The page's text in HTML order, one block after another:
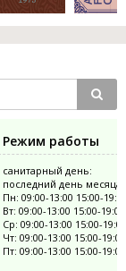
Режим работы
санитарный день:
последний день месяца
Пн: 09:00-13:00 15:00-
Вт: 09:00-13:00 15:00-19:00
Ср: 09:00-13:00 15:00-19:00
Чт: 09:00-13:00 15:00-19:00
Пт: 09:00-13:00 15:00-19:00